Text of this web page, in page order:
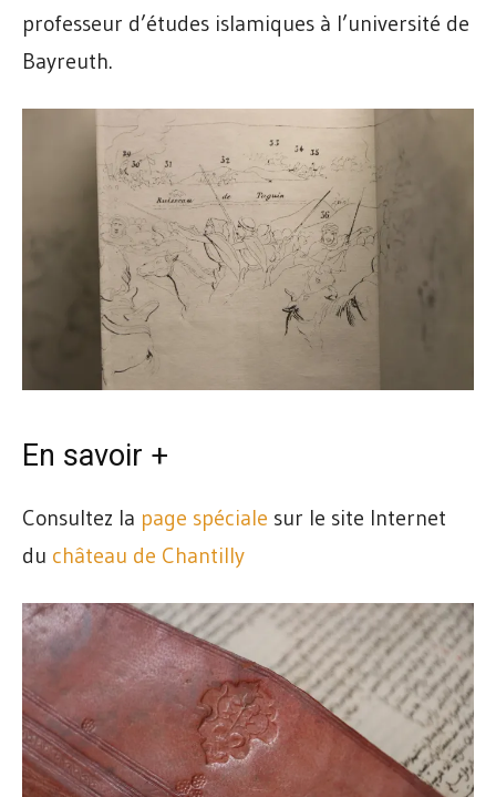
professeur d’études islamiques à l’université de
Bayreuth.
En savoir +
Consultez la page spéciale sur le site Internet
du château de Chantilly